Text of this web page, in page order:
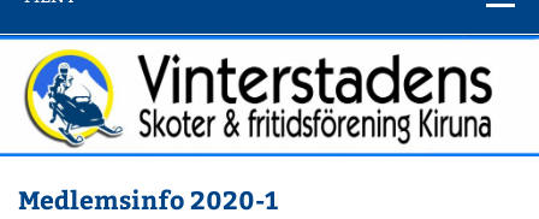
Medlemsinfo 2020-1